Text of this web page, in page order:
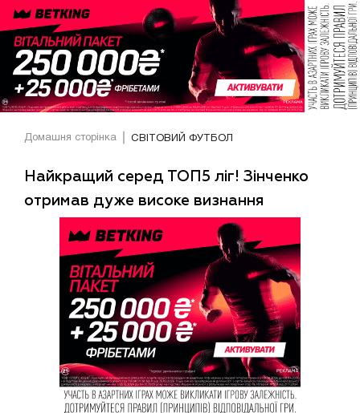
Домашня сторінка СВІТОВИЙ ФУТБОЛ
Найкращий серед ТОП5 ліг! Зінченко
отримав дуже високе визнання